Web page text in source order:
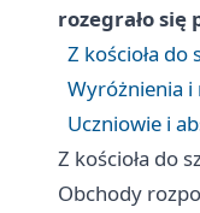
rozegrało
Z kościoła do
Wyróżnienia i
Uczniowie i
Z kościoła do
Obchody